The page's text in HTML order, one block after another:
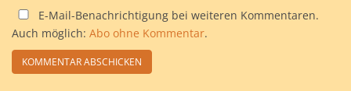
E-Mail-Benachrichtigung bei weiteren Kommentaren.
Auch möglich: Abo ohne Kommentar.